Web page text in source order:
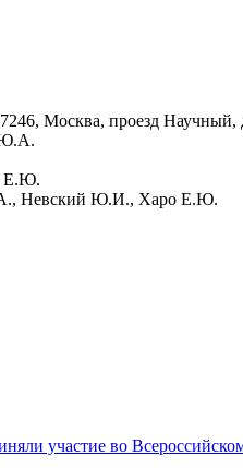
Москва, проезд
Ю.А.
Е.Ю.
Невский Ю.И., Харо Е.Ю.
участие во